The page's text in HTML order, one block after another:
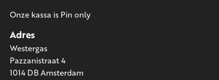
Adres
Westergas
Pazzanistraat 4
1014 DB Amsterdam
Onze kassa is Pin only